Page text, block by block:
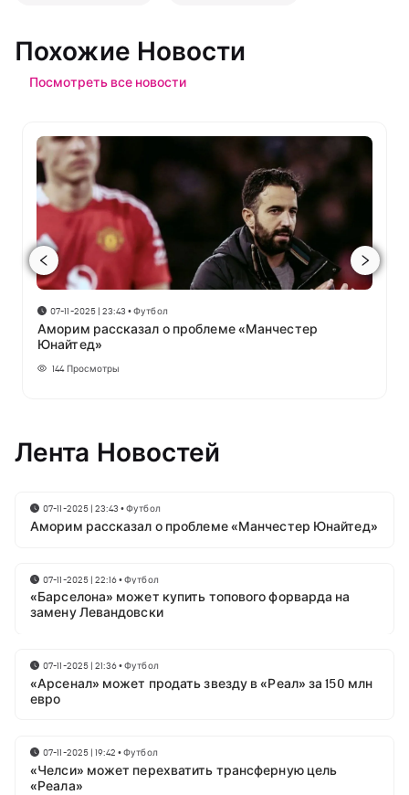
Похожие Новости
Посмотреть все новости
07-11-2025 | 23:43 •Футбол
Аморим рассказал о проблеме «Манчестер
Юнайтед»
144 Просмотры
Лента Новостей
07-11-2025 | 23:43 •Футбол
Аморим рассказал о проблеме «Манчестер Юнайтед»
07-11-2025 | 22:16•Футбол
«Барселона» может купить топового форварда на
замену Левандовски
07-11-2025 | 21:36•Футбол
«Арсенал» может продать звезду в «Реал» за 150 млн
евро
07-11-2025 | 19:42 •Футбол
«Челси» может перехватить трансферную цель
«Реала»